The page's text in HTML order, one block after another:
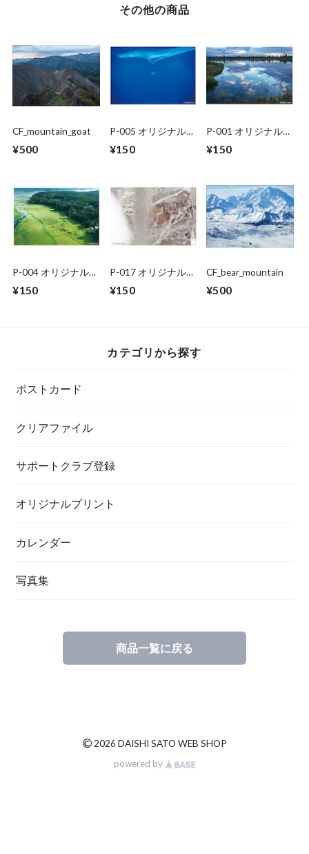
その他の商品
CF_mountain_goat
¥500
P-005 オリジナルポ
¥150
P-001 オリジナルポ
¥150
P-004 オリジナルポ
¥150
P-017 オリジナルポ
¥150
CF_bear_mountain
¥500
カテゴリから探す
ポストカード
クリアファイル
サポートクラブ登録
オリジナルプリント
カレンダー
写真集
商品一覧に戻る
© 2026 DAISHI SATO WEB SHOP
powered by